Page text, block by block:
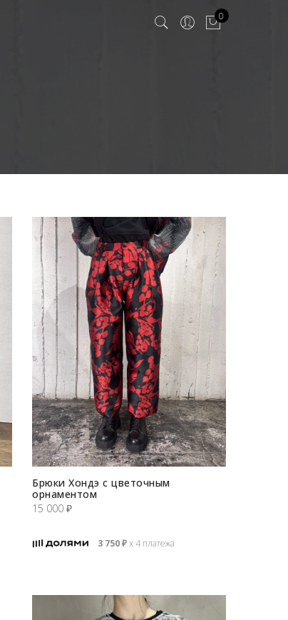
0
Брюки Хондэ с цветочным
орнаментом
15 000₽
3 750₽х 4 платежа